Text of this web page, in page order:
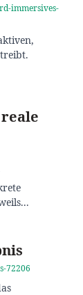
immersives-
72206